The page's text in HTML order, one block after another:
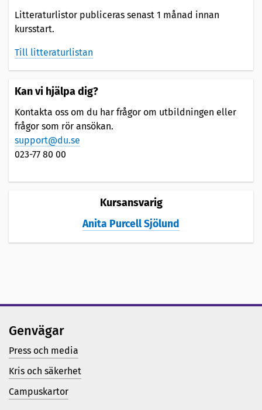
Litteraturlistor publiceras senast 1 månad innan
kursstart.
Till litteraturlistan
Kan vi hjälpa dig?
Kontakta oss om du har frågor om utbildningen eller
frågor som rör ansökan.
support@du.se
023-77 80 00
Kursansvarig
Anita Purcell Sjölund
Genvägar
Press och media
Kris och säkerhet
Campuskartor